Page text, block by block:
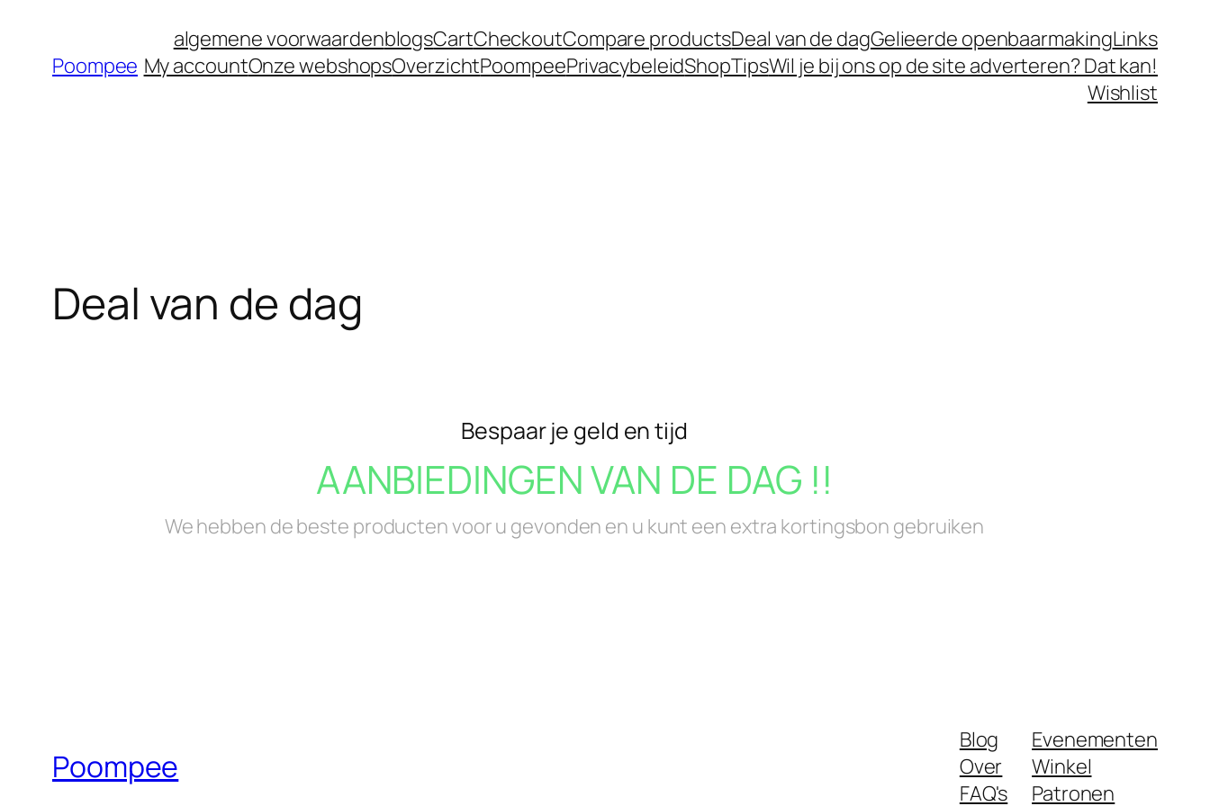
Poompee
algemene voorwaardenblogsCartCheckoutCompare productsDeal van de dagGelieerde openbaarmakingLinks
My accountOnze webshopsOverzichtPoompeePrivacybeleidShopTipsWil je bij ons op de site adverteren? Dat kan!
Wishlist
Deal van de dag
Bespaar je geld en tijd
AANBIEDINGEN VAN DE DAG !!
We hebben de beste producten voor u gevonden en u kunt een extra kortingsbon gebruiken
Poompee
Blog
Over
FAQ's
Evenementen
Winkel
Patronen